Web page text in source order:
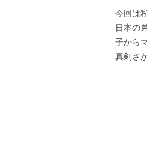
今回は
日本の
子から
真剣さ